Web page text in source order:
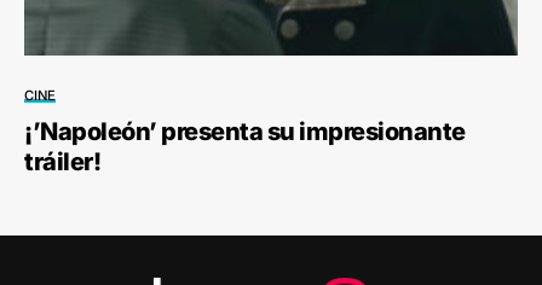
CINE
¡’Napoleón’ presenta su impresionante
tráiler!